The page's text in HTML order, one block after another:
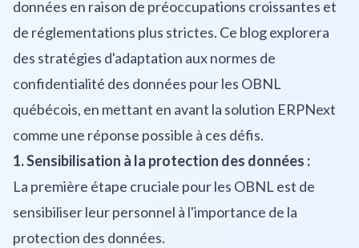
données en raison de préoccupations croissantes et
de réglementations plus strictes. Ce blog explorera
des stratégies d'adaptation aux normes de
confidentialité des données pour les OBNL
québécois, en mettant en avant la solution ERPNext
comme une réponse possible à ces défis.
1. Sensibilisation à la protection des données :
La première étape cruciale pour les OBNL est de
sensibiliser leur personnel à l'importance de la
protection des données.